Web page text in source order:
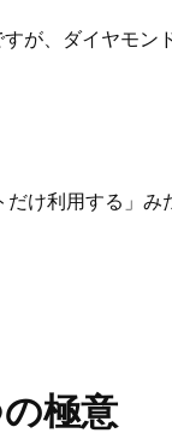
すが、ダイヤモン
け利用する」み
極意